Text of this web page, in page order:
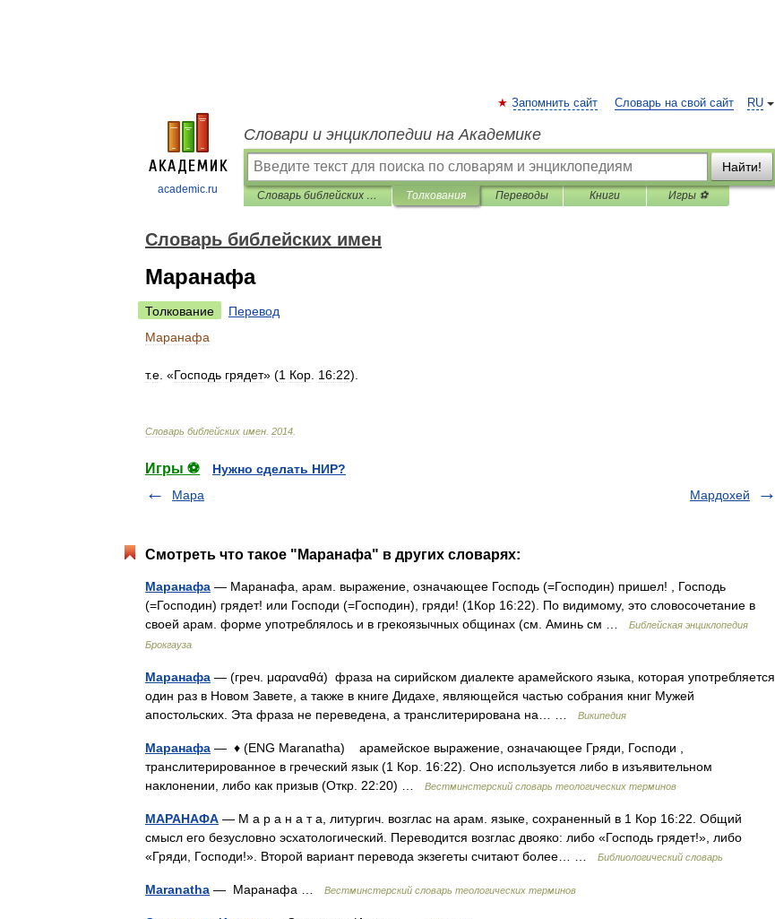
academic.ru
RU
Запомнить сайт Словарь на свой сайт
Словари и энциклопедии на Академике
Найти!
Словарь библейских имен Толкования Переводы Книги Игры ⚽
Словарь библейских имен
Маранафа
Толкование
Перевод
Маранафа
т.е . «Господь грядет» (1 Кор 16:22).
Словарь библейских имен 2014
Игры ⚽
Нужно сделать НИР?
Мара
Мардохей
Смотреть что такое "Маранафа" в других словарях:
Маранафа — Маранафа, арам. выражение, означающее Господь (=Господин) пришел! , Господь
(=Господин) грядет! или Господи (=Господин), гряди! (1Кор 16:22). По видимому, это словосочетание в
своей арам. форме употреблялось и в грекоязычных общинах (см. Аминь см …
Библейская энциклопедия
Брокгауза
Маранафа — (греч. μαραναθά) фраза на сирийском диалекте арамейского языка, которая употребляется
один раз в Новом Завете, а также в книге Дидахе, являющейся частью собрания книг Мужей
апостольских. Эта фраза не переведена, а транслитерирована на… …
Википедия
Маранафа — ♦ (ENG Maranatha) арамейское выражение, означающее Гряди, Господи ,
транслитерированное в греческий язык (1 Кор. 16:22). Оно используется либо в изъявительном
наклонении, либо как призыв (Откр. 22:20) …
Вестминстерский словарь теологических терминов
МАРАНАФА — М а р а н а т а, литургич. возглас на арам. языке, сохраненный в 1 Кор 16:22. Общий
смысл его безусловно эсхатологический. Переводится возглас двояко: либо «Господь грядет!», либо
«Гряди, Господи!». Второй вариант перевода экзегеты считают более… …
Библиологический словарь
Maranatha — Маранафа … Вестминстерский словарь теологических терминов